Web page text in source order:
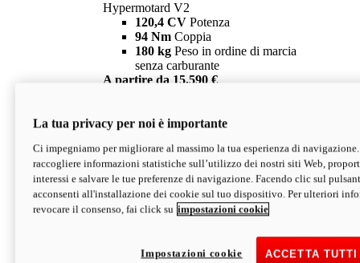
Hypermotard V2
120,4 CV Potenza
94 Nm Coppia
180 kg Peso in ordine di marcia
senza carburante
A partire da 15.590 €
V2 SP
Hypermotard V2 SP
120,4 CVPotenza
94 NmCoppia
177 kgPeso in ordine di marcia
senza carburante
Depotenziata 35 kW: 18.890 € i
configura scopri di più
La tua privacy per noi è importante
Ci impegniamo per migliorare al massimo la tua esperienza di
raccogliere informazioni statistiche sull’utilizzo dei nostri siti Web,
interessi e salvare le tue preferenze di navigazione. Facendo clic sul
acconsenti all'installazione dei cookie sul tuo dispositivo. Per ulteriori
revocare il consenso, fai click su impostazioni cookie
ACCETTA
Impostazioni cookie